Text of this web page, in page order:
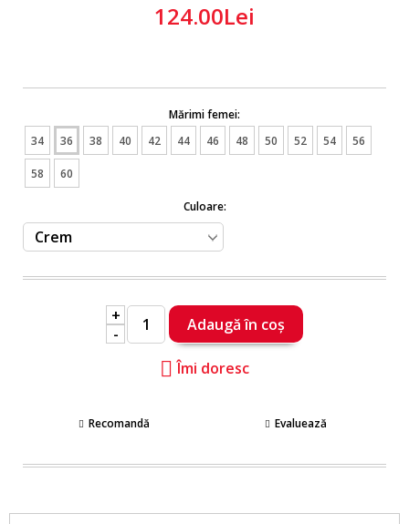
124.00Lei
Mărimi femei:
34
36 38 40 42 44 46 48 50 52 54 56
58 60
Culoare:
+
-
Îmi doresc
Recomandă Evaluează